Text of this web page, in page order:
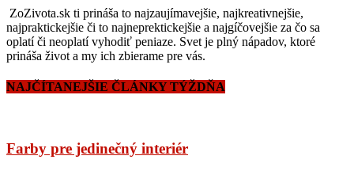
ZoZivota.sk ti prináša to najzaujímavejšie, najkreativnejšie,
najpraktickejšie či to najneprektickejšie a najgíčovejšie za čo sa
oplatí či neoplatí vyhodiť peniaze. Svet je plný nápadov, ktoré
prináša život a my ich zbierame pre vás.
NAJČÍTANEJŠIE ČLÁNKY TÝŽDŇA
Farby pre jedinečný interiér